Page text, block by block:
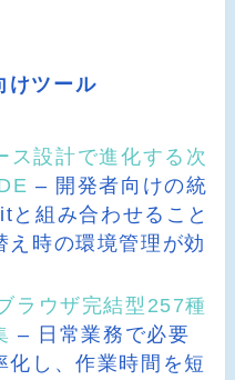
けツール
設計で進化する次
– 開発者向けの統
組み合わせること
え時の環境管理が効
ラウザ完結型257種
– 日常業務で必要
化し、作業時間を短